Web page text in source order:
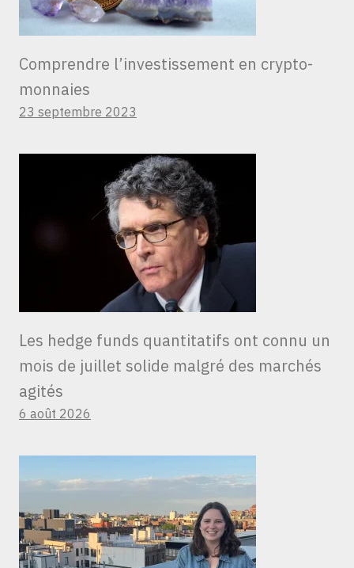
Comprendre l’investissement en crypto-
monnaies
23 septembre 2023
Les hedge funds quantitatifs ont connu un
mois de juillet solide malgré des marchés
agités
6 août 2026